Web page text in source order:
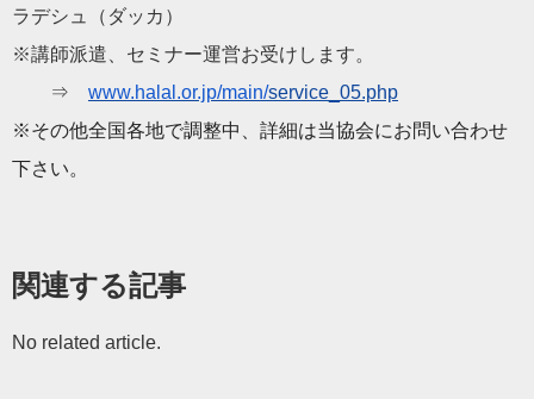
ラデシュ（ダッカ）
※講師派遣、セミナー運営お受けします。
⇒ www.halal.or.jp/main/service_05.php
※その他全国各地で調整中、詳細は当協会にお問い合わせ
下さい。
関連する記事
No related article.